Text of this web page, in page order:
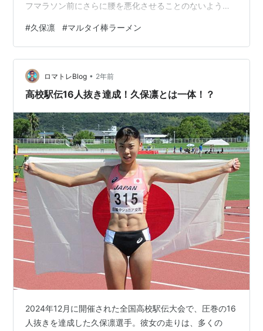
フマラソン前にさらに腰を悪化させることのないよう，
校生，久保凛選手。 高校卒業後，積水化学に進み，
TWOLAPSで活動するとのこと。 TWOLAPSの横田真人
代表は８００ｍが専門で元日本記録保持者だから，まさ
にピッタリなのかもしれない。 久保選手も積水化学で駅
伝を走ることもあるかも。 同じく積水化学でTWOLAPS
#久保凛 #マルタイ棒ラーメン
ロマトレBlog • 2年前
高校駅伝16人抜き達成！久保凛とは一体！？
2024年12月に開催された全国高校駅伝大会で、圧巻の16
人抜きを達成した久保凛選手。彼女の走りは、多くの